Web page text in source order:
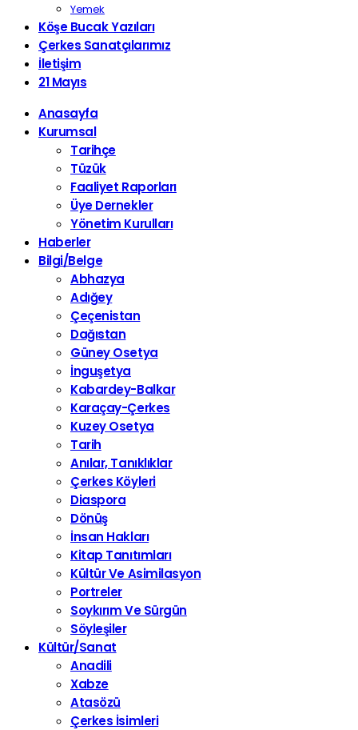
Yemek
Köşe Bucak Yazıları
Çerkes Sanatçılarımız
İletişim
21 Mayıs
Anasayfa
Kurumsal
Tarihçe
Tüzük
Faaliyet Raporları
Üye Dernekler
Yönetim Kurulları
Haberler
Bilgi/Belge
Abhazya
Adığey
Çeçenistan
Dağıstan
Güney Osetya
İnguşetya
Kabardey-Balkar
Karaçay-Çerkes
Kuzey Osetya
Tarih
Anılar, Tanıklıklar
Çerkes Köyleri
Diaspora
Dönüş
İnsan Hakları
Kitap Tanıtımları
Kültür Ve Asimilasyon
Portreler
Soykırım Ve Sürgün
Söyleşiler
Kültür/Sanat
Anadili
Xabze
Atasözü
Çerkes İsimleri